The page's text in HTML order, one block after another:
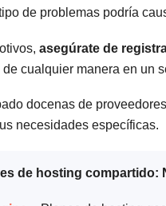
de problemas podría
asegúrate de
de cualquier manera en un
docenas de
necesidades específicas.
de hosting compartido: